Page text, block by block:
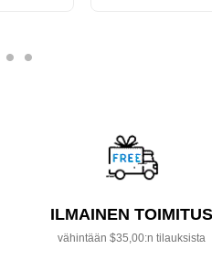
ILMAINEN TOIMITUS
vähintään $35,00:n tilauksista